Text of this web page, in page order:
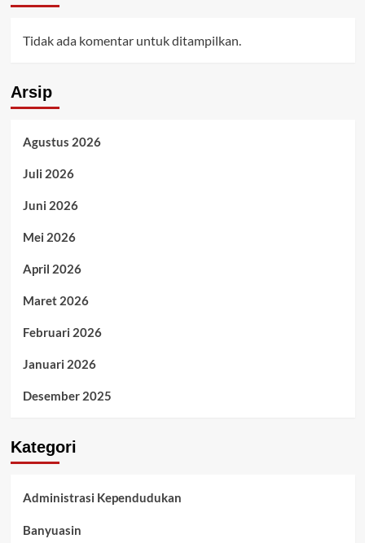
Tidak ada komentar untuk ditampilkan.
Arsip
Agustus 2026
Juli 2026
Juni 2026
Mei 2026
April 2026
Maret 2026
Februari 2026
Januari 2026
Desember 2025
Kategori
Administrasi Kependudukan
Banyuasin